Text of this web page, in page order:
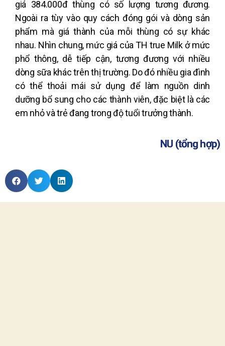
giá 384.000đ thùng có số lượng tương đương.
Ngoài ra tùy vào quy cách đóng gói và dòng sản
phẩm mà giá thành của mỗi thùng có sự khác
nhau. Nhìn chung, mức giá của TH true Milkở mức
phổ thông, dễ tiếp cận, tương đương với nhiều
dòng sữa khác trên thị trường. Do đó nhiều gia đình
có thể thoải mái sử dụng để làm nguồn dinh
dưỡng bổ sung cho các thành viên, đặc biệt là các
em nhỏ và trẻ đang trong độ tuổi trưởng thành.
NU (tổng hợp)